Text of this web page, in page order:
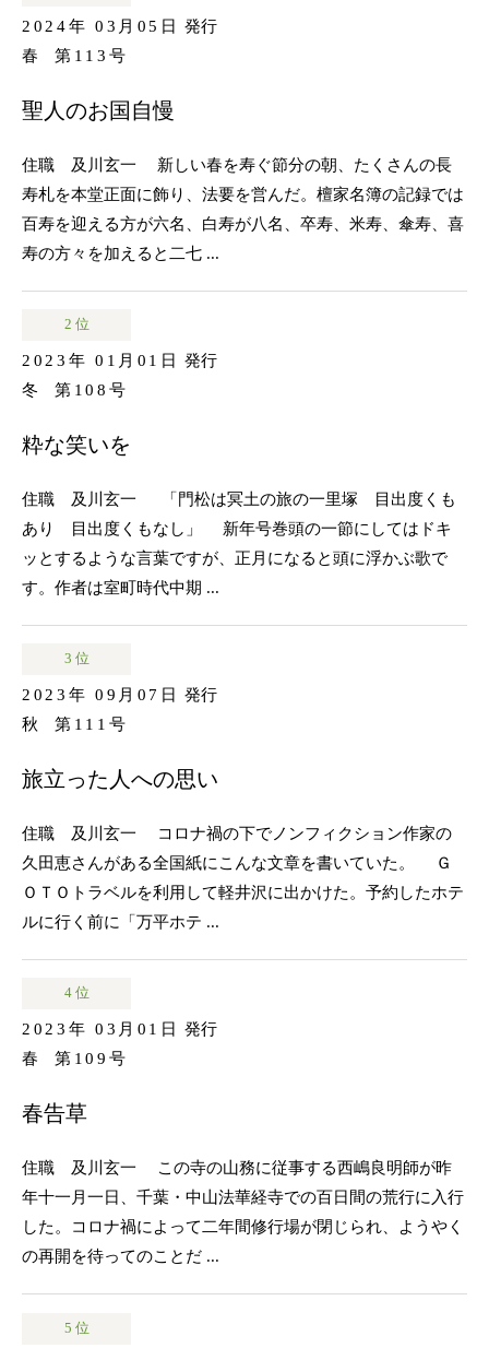
2024年 03月05日 発行
春 第113号
聖人のお国自慢
住職 及川玄一 新しい春を寿ぐ節分の朝、たくさんの長
寿札を本堂正面に飾り、法要を営んだ。檀家名簿の記録では
百寿を迎える方が六名、白寿が八名、卒寿、米寿、傘寿、喜
寿の方々を加えると二七 ...
2 位
2023年 01月01日
発行
冬 第108号
粋な笑いを
住職 及川玄一 「門松は冥土の旅の一里塚 目出度くも
あり 目出度くもなし」 新年号巻頭の一節にしてはドキ
ッとするような言葉ですが、正月になると頭に浮かぶ歌で
す。作者は室町時代中期 ...
3 位
2023年 09月07日
発行
秋 第111号
旅立った人への思い
住職 及川玄一 コロナ禍の下でノンフィクション作家の
久田恵さんがある全国紙にこんな文章を書いていた。 Ｇ
ＯＴＯトラベルを利用して軽井沢に出かけた。予約したホテ
ルに行く前に「万平ホテ ...
4 位
2023年 03月01日
発行
春 第109号
春告草
住職 及川玄一 この寺の山務に従事する西嶋良明師が昨
年十一月一日、千葉・中山法華経寺での百日間の荒行に入行
した。コロナ禍によって二年間修行場が閉じられ、ようやく
の再開を待ってのことだ ...
5 位